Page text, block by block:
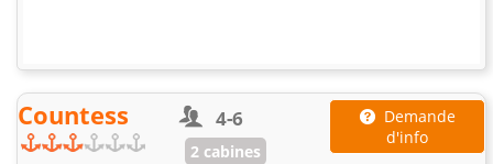
Countess 4-6
2 cabines
Demande
d'info